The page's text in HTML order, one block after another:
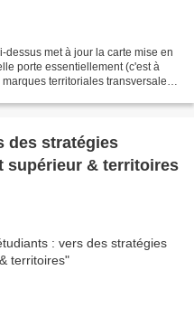
met à jour la carte mise en
porte essentiellement (c'est à
territoriales transversales
des stratégies
supérieur & territoires